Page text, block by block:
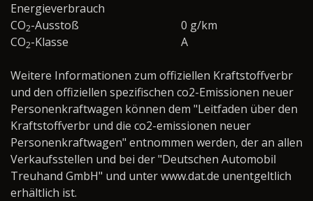
Energieverbrauch
CO2-Ausstoß
0 g/km
CO2-Klasse A
Weitere Informationen zum offiziellen Kraftstoffverbr
und den offiziellen spezifischen co2-Emissionen neuer
Personenkraftwagen können dem "Leitfaden über den
Kraftstoffverbr und die co2-emissionen neuer
Personenkraftwagen" entnommen werden, der an allen
Verkaufsstellen und bei der "Deutschen Automobil
Treuhand GmbH" und unter www.dat.de unentgeltlich
erhältlich ist.